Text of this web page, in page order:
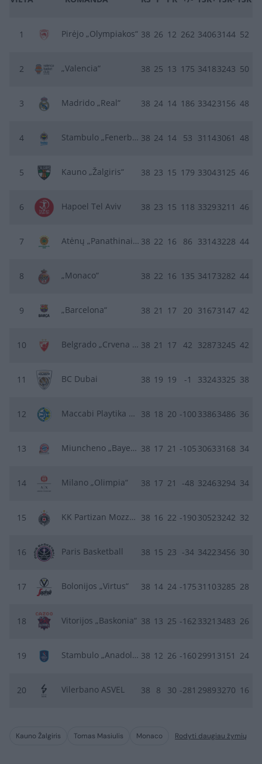
1 Pirėjo „Olympiakos“ 38 26 12 262 34063144 52
2 „Valencia“ 38 25 13 175 34183243 50
3 Madrido „Real“ 38 24 14 186 33423156 48
4 Stambulo „Fenerbahce“ 38 24 14 53 31143061 48
5 Kauno „Žalgiris“ 38 23 15 179 33043125 46
6 Hapoel Tel Aviv 38 23 15 118 33293211 46
7 Atėnų „Panathinaikos“ 38 22 16 86 33143228 44
8 „Monaco“ 38 22 16 135 34173282 44
9 „Barcelona“ 38 21 17 20 31673147 42
10 Belgrado „Crvena zvezda“ 38 21 17 42 32873245 42
11 BC Dubai 38 19 19 -1 33243325 38
12 Maccabi Playtika Tel Aviv 38 18 20 -100 33863486 36
13 Miuncheno „Bayern“ 38 17 21 -105 30633168 34
14 Milano „Olimpia“ 38 17 21 -48 32463294 34
15 KK Partizan Mozzart Bet 38 16 22 -190 30523242 32
16 Paris Basketball 38 15 23 -34 34223456 30
17 Bolonijos „Virtus“ 38 14 24 -175 31103285 28
18 Vitorijos „Baskonia“ 38 13 25 -162 3321 3483 26
19 Stambulo „Anadolu Efes“ 38 12 26 -160 2991 3151 24
20 Vilerbano ASVEL 38 8 30 -281 29893270 16
Kauno Žalgiris Tomas Masiulis Monaco Rodyti daugiau žymių